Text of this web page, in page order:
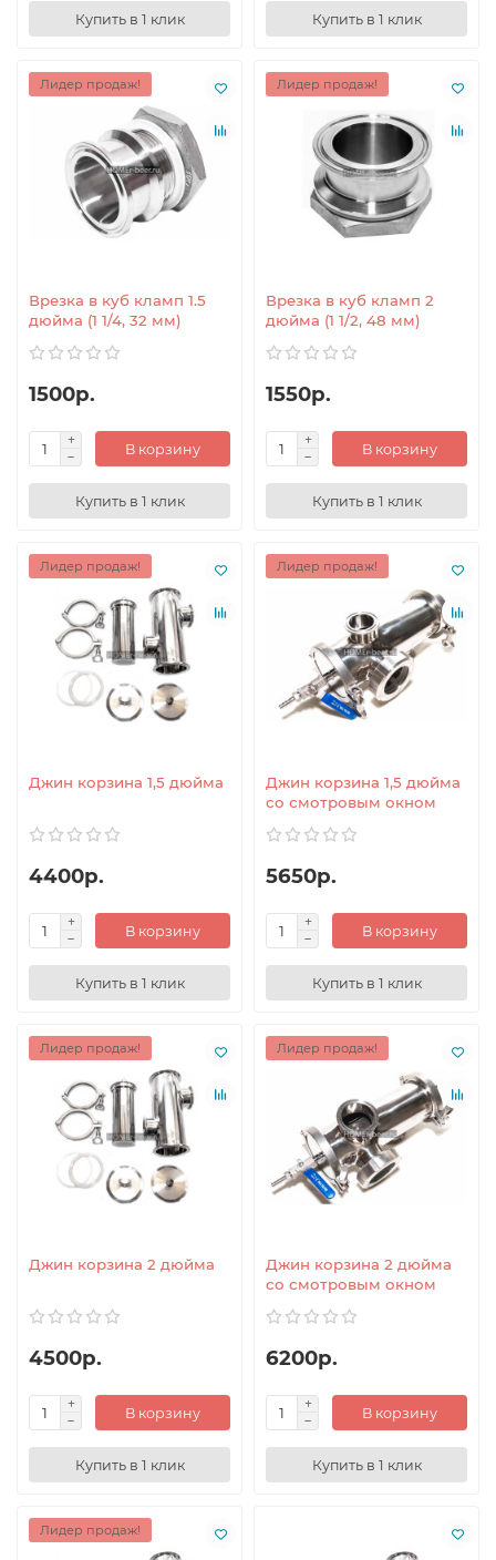
Купить в 1 клик Купить в 1 клик
Лидер продаж!
Врезка в куб кламп 1.5
дюйма (1 1/4, 32 мм)
1500р.
В корзину
Купить в 1 клик
Лидер продаж!
Врезка в куб кламп 2
дюйма (1 1/2, 48 мм)
1550р.
В корзину
Купить в 1 клик
Лидер продаж!
Джин корзина 1,5 дюйма
4400р.
В корзину
Купить в 1 клик
Лидер продаж!
Джин корзина 1,5 дюйма
со смотровым окном
5650р.
В корзину
Купить в 1 клик
Лидер продаж!
Джин корзина 2 дюйма
4500р.
В корзину
Купить в 1 клик
Лидер продаж!
Джин корзина 2 дюйма
со смотровым окном
6200р.
В корзину
Купить в 1 клик
Лидер продаж!